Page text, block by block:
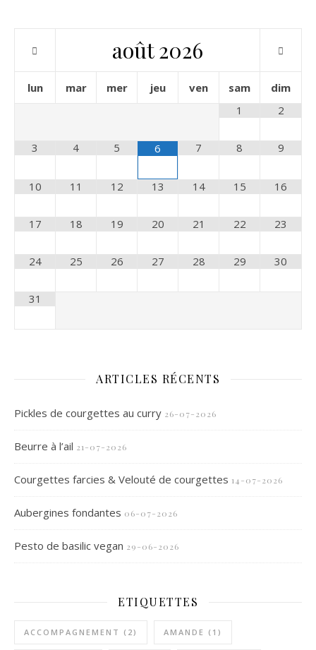
août 2026
lun mar mer jeu ven sam
dim
1
2
3 4 5 6 7 8 9
10 11 12 13 14 15 16
17 18 19 20 21 22 23
24 25 26 27 28 29 30
31
ARTICLES RÉCENTS
Pickles de courgettes au curry 26-07-2026
Beurre à l’ail 21-07-2026
Courgettes farcies & Velouté de courgettes 14-07-2026
Aubergines fondantes 06-07-2026
Pesto de basilic vegan 29-06-2026
ETIQUETTES
ACCOMPAGNEMENT (2) AMANDE (1)